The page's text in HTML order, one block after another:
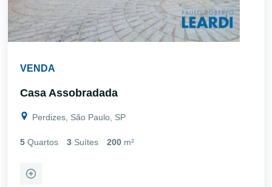
VENDA
Casa Assobradada
Perdizes, São Paulo, SP
5 Quartos 3 Suítes 200 m²